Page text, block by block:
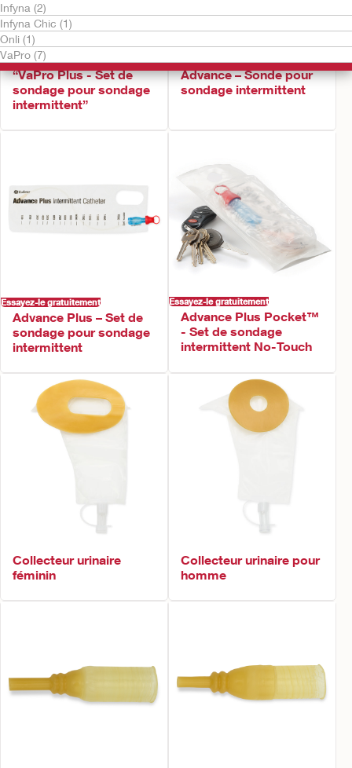
Infyna (2)
Infyna Chic (1)
Onli (1)
VaPro (7)
Essayez-le gratuitement
“VaPro Plus - Set de
sondage pour sondage
intermittent”​
Advance – Sonde pour
sondage intermittent​
Essayez-le gratuitement
Advance Plus – Set de
sondage pour sondage
intermittent
Essayez-le gratuitement
Advance Plus Pocket™
- Set de sondage
intermittent No-Touch
Collecteur urinaire
féminin
Collecteur urinaire pour
homme